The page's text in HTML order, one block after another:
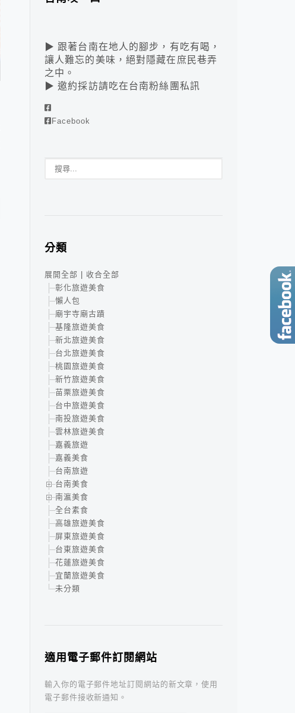
▶ 跟著台南在地人的腳步，有吃有喝，
讓人難忘的美味，絕對隱藏在庶民巷弄
之中。
▶ 邀約採訪請吃在台南粉絲團私訊
Facebook
分類
展開全部
收合全部
彰化旅遊美食
懶人包
廟宇寺廟古蹟
基隆旅遊美食
新北旅遊美食
台北旅遊美食
桃園旅遊美食
新竹旅遊美食
苗栗旅遊美食
台中旅遊美食
南投旅遊美食
雲林旅遊美食
嘉義旅遊
嘉義美食
台南旅遊
台南美食
南瀛美食
全台素食
高雄旅遊美食
屏東旅遊美食
台東旅遊美食
花蓮旅遊美食
宜蘭旅遊美食
未分類
適用電子郵件訂閱網站
輸入你的電子郵件地址訂閱網站的新文章，使用
電子郵件接收新通知。